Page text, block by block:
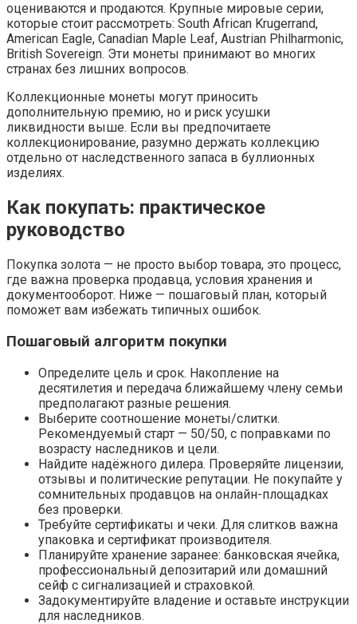
оцениваются и продаются. Крупные мировые серии,
которые стоит рассмотреть: South African Krugerrand,
American Eagle, Canadian Maple Leaf, Austrian Philharmonic,
British Sovereign. Эти монеты принимают во многих
странах без лишних вопросов.
Коллекционные монеты могут приносить
дополнительную премию, но и риск усушки
ликвидности выше. Если вы предпочитаете
коллекционирование, разумно держать коллекцию
отдельно от наследственного запаса в буллионных
изделиях.
Как покупать: практическое
руководство
Покупка золота — не просто выбор товара, это процесс,
где важна проверка продавца, условия хранения и
документооборот. Ниже — пошаговый план, который
поможет вам избежать типичных ошибок.
Пошаговый алгоритм покупки
Определите цель и срок. Накопление на
десятилетия и передача ближайшему члену семьи
предполагают разные решения.
Выберите соотношение монеты/слитки.
Рекомендуемый старт — 50/50, с поправками по
возрасту наследников и цели.
Найдите надёжного дилера. Проверяйте лицензии,
отзывы и политические репутации. Не покупайте у
сомнительных продавцов на онлайн-площадках
без проверки.
Требуйте сертификаты и чеки. Для слитков важна
упаковка и сертификат производителя.
Планируйте хранение заранее: банковская ячейка,
профессиональный депозитарий или домашний
сейф с сигнализацией и страховкой.
Задокументируйте владение и оставьте инструкции
для наследников.